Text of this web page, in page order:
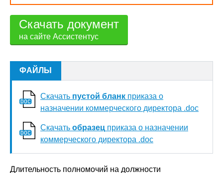
Скачать документ
на сайте Ассистентус
ФАЙЛЫ
Скачать пустой бланк приказа о
назначении коммерческого директора .doc
Скачать образец приказа о назначении
коммерческого директора .doc
Длительность полномочий на должности